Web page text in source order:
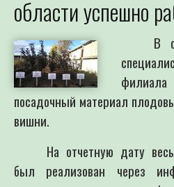
области успешно
В
посадочный материал
вишни.
На отчетную дату
был реализован через